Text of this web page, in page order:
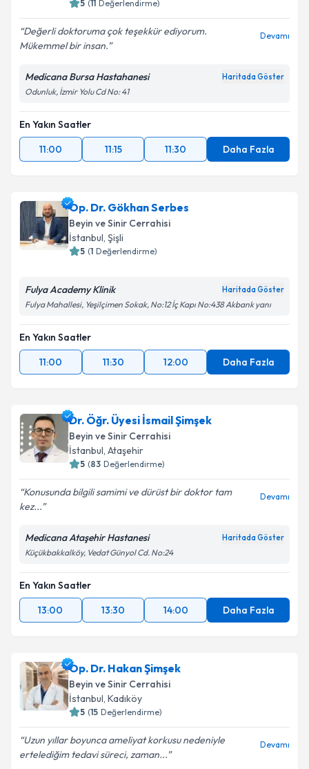
Kişisel verilerimin işlenmesine ilişkin
kapsamda işlenmesini kabul ediyorum.
Takvim Talebini Gönder
5 (11 Değerlendirme)
Değerli doktoruma çok teşekkür ediyorum.
Mükemmel bir insan.
Devamı
Medicana Bursa Hastahanesi Haritada Göster
Odunluk, İzmir Yolu Cd No: 41
En Yakın Saatler
11:00
11:15 11:30 Daha Fazla
Op. Dr. Gökhan Serbes
Beyin ve Sinir Cerrahisi
İstanbul, Şişli
5 (1 Değerlendirme)
Fulya Academy Klinik Haritada Göster
Fulya Mahallesi, Yeşilçimen Sokak, No:12 İç Kapı No:438 Akbank yanı
En Yakın Saatler
11:00
11:30 12:00 Daha Fazla
Dr. Öğr. Üyesi İsmail Şimşek
Beyin ve Sinir Cerrahisi
İstanbul, Ataşehir
5 (83 Değerlendirme)
Konusunda bilgili samimi ve dürüst bir doktor tam
kez...
Devamı
Medicana Ataşehir Hastanesi Haritada Göster
Küçükbakkalköy, Vedat Günyol Cd. No:24
En Yakın Saatler
13:00
13:30 14:00 Daha Fazla
Op. Dr. Hakan Şimşek
Beyin ve Sinir Cerrahisi
İstanbul, Kadıköy
5 (15 Değerlendirme)
Uzun yıllar boyunca ameliyat korkusu nedeniyle
ertelediğim tedavi süreci, zaman...
Devamı